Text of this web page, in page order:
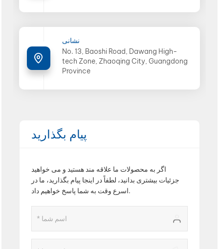
日本語
بالعربية
نشانی
No. 13, Baoshi Road, Dawang High-
tech Zone, Zhaoqing City, Guangdong
Province
پیام بگذارید
اگر به محصولات ما علاقه مند هستید و می خواهید
جزئیات بیشتری بدانید، لطفاً در اینجا پیام بگذارید، ما در
اسرع وقت به شما پاسخ خواهیم داد.